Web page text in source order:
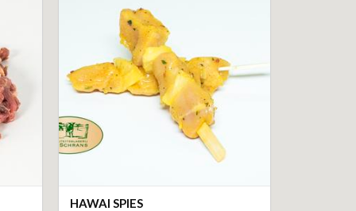
HAWAI SPIES